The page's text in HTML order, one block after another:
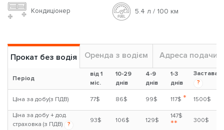
Кондиціонер 5.4 л / 100 км
Прокат без водія Оренда з водієм Адреса подачи
Період
від 1
міс.
10-29
днів
4-9
днів
1-3
днів
Застава
?
Ціна за добу(з ПДВ) 77$ 86$ 99$ 117$ * 1500$
Ціна за добу + дод.
страховка (з ПДВ)
?
93$ 106$ 129$
147$
** 300$